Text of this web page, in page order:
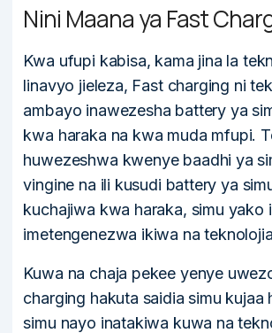
Nini Maana ya Fast
Kwa ufupi kabisa, kama jina la
linavyo jieleza, Fast charging ni
ambayo inawezesha battery ya
kwa haraka na kwa muda mfupi.
huwezeshwa kwenye baadhi ya
vingine na ili kusudi battery ya
kuchajiwa kwa haraka, simu yako
imetengenezwa ikiwa na
Kuwa na chaja pekee yenye
charging hakuta saidia simu kujaa
simu nayo inatakiwa kuwa na